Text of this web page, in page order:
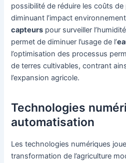
possibilité de réduire les coûts
diminuant l’impact
capteurs pour surveiller
permet de diminuer l’usage de l’
l’optimisation des processus
de terres cultivables, contrant
l’expansion agricole.
Technologies
automatisation
Les technologies numériques
transformation de l’agriculture